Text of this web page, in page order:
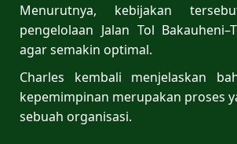
Menurutnya, kebijakan
pengelolaan Jalan Tol
agar semakin optimal.
Charles kembali menjelaskan
kepemimpinan merupakan proses
sebuah organisasi.